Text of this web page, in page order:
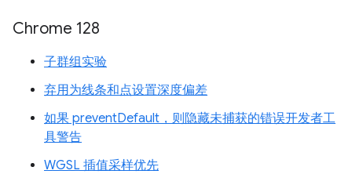
Chrome 128
子群组实验
弃用为线条和点设置深度偏差
如果 preventDefault，则隐藏未捕获的错误开发者工
具警告
WGSL 插值采样优先